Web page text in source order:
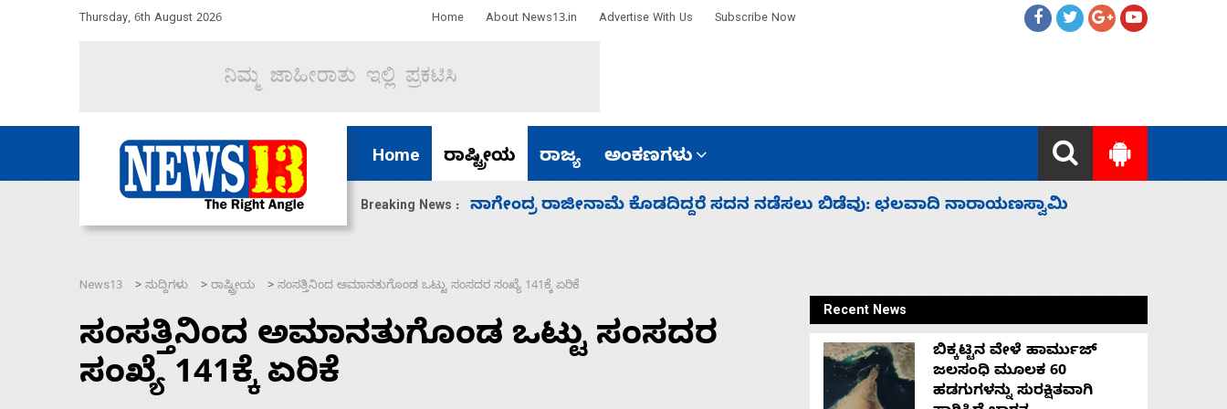
Thursday, 6th August 2026 Home About News13.in Advertise With Us Subscribe Now
Home ರಾಷ್ಟ್ರೀಯ ರಾಜ್ಯ ಅಂಕಣಗಳು
Breaking News :
ಸದನ ನಡೆಸಲು ಬಿಡೆವು: ಛಲವಾದಿ ನಾರಾಯಣಸ್ವಾಮಿ ಸಚಿವ ಸಂಪುಟ ವಿಸ್ತರಣೆ ಮಾಡಿದ್ದು ಹಣಬಲ ಮತ್ತು ಹೈಕಮಾಂಡ್ ರಾಜಕಾರಣಕ್ಕೆ: ವಿಜಯೇಂದ್ರ
News13 > ಸುದ್ದಿಗಳು > ರಾಷ್ಟ್ರೀಯ > ಸಂಸತ್ತಿನಿಂದ ಅಮಾನತುಗೊಂಡ ಒಟ್ಟು ಸಂಸದರ ಸಂಖ್ಯೆ 141ಕ್ಕೆ ಏರಿಕೆ
ಸಂಸತ್ತಿನಿಂದ ಅಮಾನತುಗೊಂಡ ಒಟ್ಟು ಸಂಸದರ
ಸಂಖ್ಯೆ 141ಕ್ಕೆ ಏರಿಕೆ
Recent News
ಬಿಕ್ಕಟ್ಟಿನ ವೇಳೆ ಹಾರ್ಮುಜ್
ಜಲಸಂಧಿ ಮೂಲಕ 60
ಹಡಗುಗಳನ್ನು ಸುರಕ್ಷಿತವಾಗಿ